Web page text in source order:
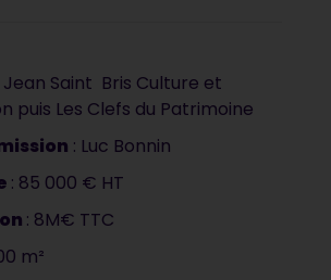
Jean Saint Bris Culture et
puis Les Clefs du Patrimoine
: Luc Bonnin
: 85 000 € HT
: 8M€ TTC
m²